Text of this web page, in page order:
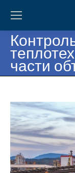
части